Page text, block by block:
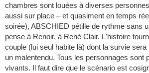
chambres sont louées à diverses
aussi sur place – et quasiment en temps
soirée), ABSCHIED pétille de rythme sans
pense à Renoir, à René Clair. L'histoire
couple (lui seul habite là) dont la survie
un malentendu. Tous les personnages sont
vivants. Il faut dire que le scénario est